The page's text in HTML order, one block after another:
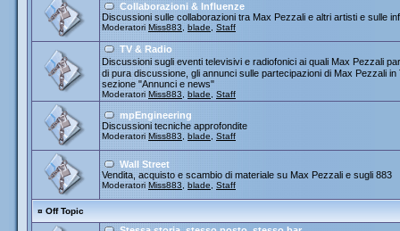
Collaborazioni & Influenze
Discussioni sulle collaborazioni tra Max Pezzali e altri artisti e sulle
Moderatori Miss883 blade Staff
TV & Radio
Discussioni sugli eventi televisivi e radiofonici ai quali Max Pezzali
di pura discussione, gli annunci sulle partecipazioni di Max Pezzali
sezione "Annunci e news"
Moderatori Miss883 blade Staff
mpEngineering
Discussioni tecniche approfondite
Moderatori Miss883 blade Staff
Wall Street
Vendita, acquisto e scambio di materiale su Max Pezzali e sugli 883
Moderatori Miss883 blade Staff
¤ Off Topic